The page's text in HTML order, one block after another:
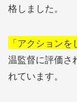
格しました。
「アクション
温監督に評価さ
れています。